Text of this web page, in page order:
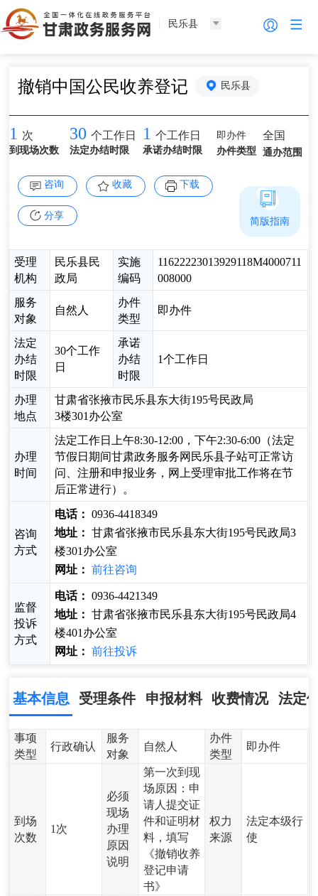
民乐县
撤销中国公民收养登记 民乐县
1 次
到现场次数
30 个工作日
法定办结时限
1 个工作日
承诺办结时限
即办件
办件类型
全国
通办范围
咨询 收藏 下载
分享
受理
机构
民乐县民
政局
实施
编码
11622223013929118M4000711
008000
服务
对象
自然人
办件
类型
即办件
法定
办结
时限
30个工作
日
承诺
办结
时限
1个工作日
办理
地点
甘肃省张掖市民乐县东大街195号民政局
3楼301办公室
办理
时间
法定工作日上午8:30-12:00，下午2:30-6:00（法定
节假日期间甘肃政务服务网民乐县子站可正常访
问、注册和申报业务，网上受理审批工作将在节
后正常进行）。
咨询
方式
电话： 0936-4418349
地址： 甘肃省张掖市民乐县东大街195号民政局3
楼301办公室
网址： 前往咨询
监督
投诉
方式
电话： 0936-4421349
地址： 甘肃省张掖市民乐县东大街195号民政局4
楼401办公室
网址： 前往投诉
简版指南
基本信息 受理条件 申报材料 收费情况 法定
事项
类型
行政确认
服务
对象
自然人
办件
类型
即办件
到场
次数
1次
必须
现场
办理
原因
说明
第一次到现
场原因：申
请人提交证
件和证明材
料，填写
《撤销收养
登记申请
书》
权力
来源
法定本级行
使